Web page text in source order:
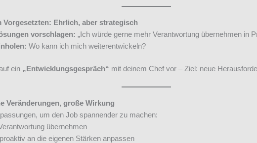
Vorgesetzten: Ehrlich, aber strategisch
vorschlagen: „Ich würde gerne mehr Verantwortung übernehmen in
Wo kann ich mich weiterentwickeln?
ein „Entwicklungsgespräch“ mit deinem Chef vor – Ziel: neue
Veränderungen, große Wirkung
um den Job spannender zu machen:
übernehmen
an die eigenen Stärken anpassen